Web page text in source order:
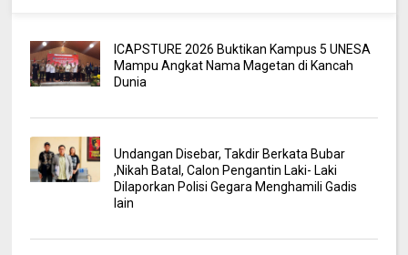
ICAPSTURE 2026 Buktikan Kampus 5 UNESA
Mampu Angkat Nama Magetan di Kancah
Dunia
Undangan Disebar, Takdir Berkata Bubar
,Nikah Batal, Calon Pengantin Laki- Laki
Dilaporkan Polisi Gegara Menghamili Gadis
lain